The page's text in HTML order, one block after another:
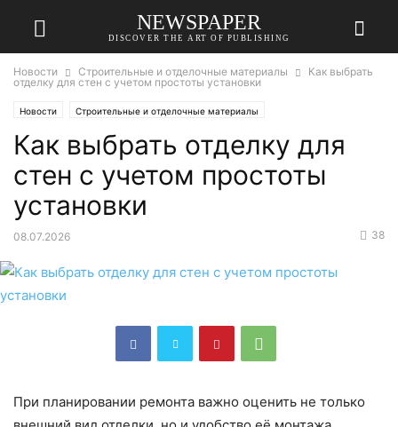
NEWSPAPER
DISCOVER THE ART OF PUBLISHING
Новости Строительные и отделочные материалы
Как выбрать
отделку для стен с учетом простоты установки
Новости Строительные и отделочные материалы
Как выбрать отделку для
стен с учетом простоты
установки
08.07.2026 38
При планировании ремонта важно оценить не только